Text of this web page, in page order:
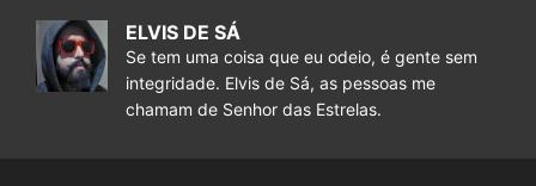
ELVIS DE SÁ
Se tem uma coisa que eu odeio, é gente sem
integridade. Elvis de Sá, as pessoas me
chamam de Senhor das Estrelas.